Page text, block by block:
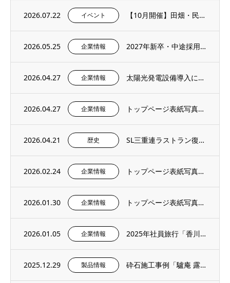
2026.07.22 イベント 【10月開催】田畑・民家に残る石積み文化を学ぶ「石積み修復ワークショップ」を再び開催し...
2026.05.25 企業情報 2027年新卒・中途採用情報を更新いたしました。
2026.04.27 企業情報 太陽光発電設備導入に関するお知らせ
2026.04.27 企業情報 トップページ表紙写真のご紹介 – 社内報4月号より
2026.04.21 歴史 SL三重連ラストラン復刻＆記念撮影イベントにご招待いただきました。
2026.02.24 企業情報 トップページ表紙写真のご紹介 – 社内報2月号より
2026.01.30 企業情報 トップページ表紙写真のご紹介 – 社内報1月号より
2026.01.05 企業情報 2025年社員旅行「香川・愛媛へ」
2025.12.29 製品情報 砕石施工事例「驢庵 露地 東民子庭園（高梁市）」にS-13（粒度13～5mm）を採用い...